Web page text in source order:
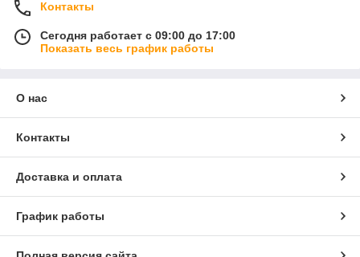
Контакты
Сегодня работает с 09:00 до 17:00
Показать весь график работы
О нас
Контакты
Доставка и оплата
График работы